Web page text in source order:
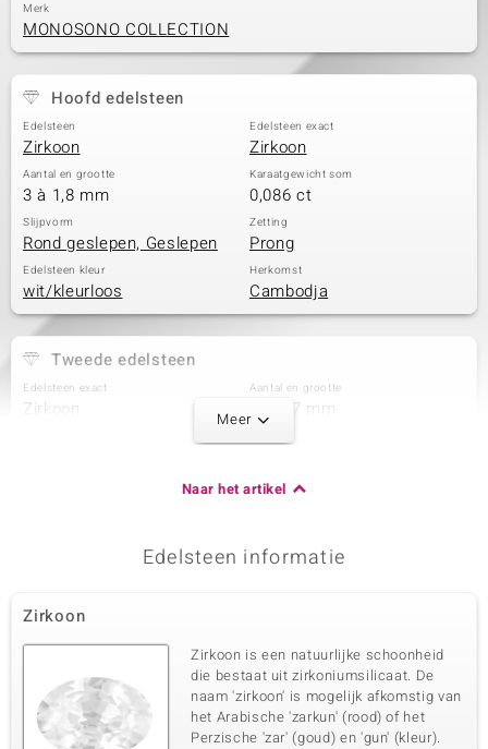
Merk
MONOSONO COLLECTION
Hoofd edelsteen
Edelsteen
Zirkoon
Edelsteen exact
Zirkoon
Aantal en grootte
3 à 1,8 mm
Karaatgewicht som
0,086 ct
Slijpvorm
Rond geslepen, Geslepen
Zetting
Prong
Edelsteen kleur
wit/kleurloos
Herkomst
Cambodja
Tweede edelsteen
Edelsteen exact
Zirkoon
Aantal en grootte
1 à 1,7 mm
Herkomst
Zirkoon
Karaatgewicht som Slijpvorm
Rond geslepen
Zetting
Prong
Herkomst
Cambodja
Meer
Naar het artikel
Edelsteen informatie
Zirkoon
Zirkoon is een natuurlijke schoonheid
die bestaat uit zirkoniumsilicaat. De
naam 'zirkoon' is mogelijk afkomstig van
het Arabische 'zarkun' (rood) of het
Perzische 'zar' (goud) en 'gun' (kleur).